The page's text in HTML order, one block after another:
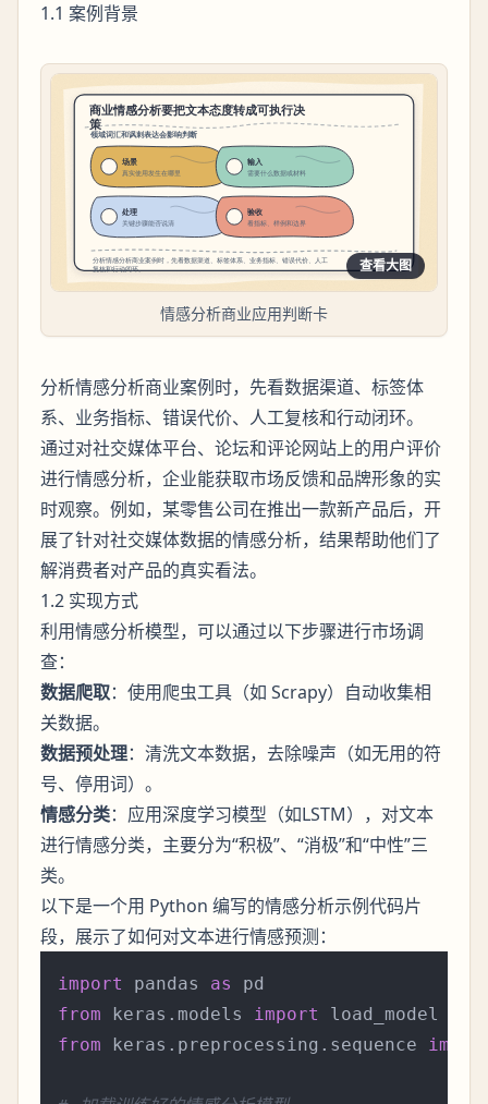
1.1 案例背景
查看大图
情感分析商业应用判断卡
分析情感分析商业案例时，先看数据渠道、标签体
系、业务指标、错误代价、人工复核和行动闭环。
通过对社交媒体平台、论坛和评论网站上的用户评价
进行情感分析，企业能获取市场反馈和品牌形象的实
时观察。例如，某零售公司在推出一款新产品后，开
展了针对社交媒体数据的情感分析，结果帮助他们了
解消费者对产品的真实看法。
1.2 实现方式
利用情感分析模型，可以通过以下步骤进行市场调
查：
数据爬取：使用爬虫工具（如 Scrapy）自动收集相
关数据。
数据预处理：清洗文本数据，去除噪声（如无用的符
号、停用词）。
情感分类：应用深度学习模型（如LSTM），对文本
进行情感分类，主要分为“积极”、“消极”和“中性”三
类。
以下是一个用 Python 编写的情感分析示例代码片
段，展示了如何对文本进行情感预测：
import pandas as
from keras.models import
from keras.preprocessing.sequence